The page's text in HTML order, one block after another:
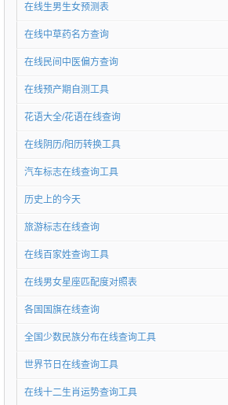
在线生男生女预测表
在线中草药名方查询
在线民间中医偏方查询
在线预产期自测工具
花语大全/花语在线查询
在线阴历/阳历转换工具
汽车标志在线查询工具
历史上的今天
旅游标志在线查询
在线百家姓查询工具
在线男女星座匹配度对照表
各国国旗在线查询
全国少数民族分布在线查询工具
世界节日在线查询工具
在线十二生肖运势查询工具